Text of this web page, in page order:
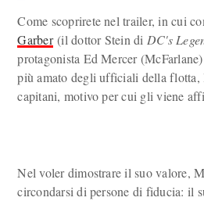
Come scoprirete nel trailer, in cui
Garber(il dottor Stein di DC's
protagonista Ed Mercer
più amato degli ufficiali della flotta,
capitani, motivo per cui gli viene
Nel voler dimostrare il suo valore,
circondarsi di persone di fiducia: il